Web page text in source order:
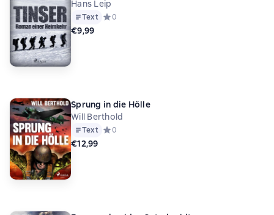
Hans Leip
Text Средний рейтинг 0 на основе 0 оценок
0
€9,99
Sprung in die Hölle
Will Berthold
Text Средний рейтинг 0 на основе 0 оценок
0
€12,99